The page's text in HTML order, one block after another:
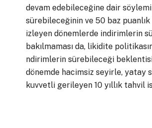
devam edebileceğine dair
sürebileceğinin ve 50 baz
izleyen dönemlerde indirimlerin
bakılmaması da, likidite
ndirimlerin sürebileceği
dönemde hacimsiz seyirle, yatay
kuvvetli gerileyen 10 yıllık tahvil